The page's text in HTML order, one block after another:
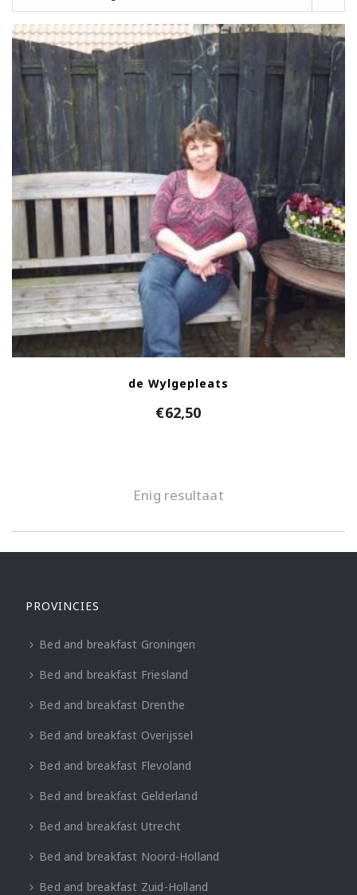
de Wylgepleats
€62,50
Enig resultaat
PROVINCIES
Bed and breakfast Groningen
Bed and breakfast Friesland
Bed and breakfast Drenthe
Bed and breakfast Overijssel
Bed and breakfast Flevoland
Bed and breakfast Gelderland
Bed and breakfast Utrecht
Bed and breakfast Noord-Holland
Bed and breakfast Zuid-Holland